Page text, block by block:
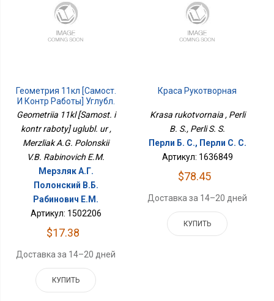
Геометрия 11кл [Самост.
И Контр Работы] Углубл.
Ур
Geometriia 11kl [Samost. i
kontr raboty] uglubl. ur ,
Merzliak A.G. Polonskii
V.B. Rabinovich E.M.
Мерзляк А.Г.
Полонский В.Б.
Рабинович Е.М.
Артикул: 1502206
$17.38
Доставка за 14–20 дней
КУПИТЬ
Краса Рукотворная
Krasa rukotvornaia , Perli
B. S., Perli S. S.
Перли Б. С., Перли С. С.
Артикул: 1636849
$78.45
Доставка за 14–20 дней
КУПИТЬ